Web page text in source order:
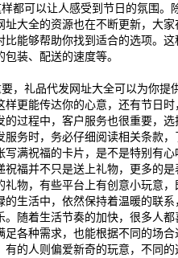
都可以让人感受到节日的氛围。
大全的资源也在不断更新，大
能够帮助你找到适合的选项。
装、配送的速度等。
，礼品代发网址大全可以为你提
更能传达你的心意，还有节日
过程中，客户服务也很重要，
务时，务必仔细阅读相关条款
满祝福的卡片，是不是特别有
福并不只是送上礼物，更多的
礼物，有些平台上有创意小玩意
生活中，依然保持着温暖的联
随着生活节奏的加快，很多人
各种需求，也能根据不同的场
的人则偏爱新奇的玩意，不同的